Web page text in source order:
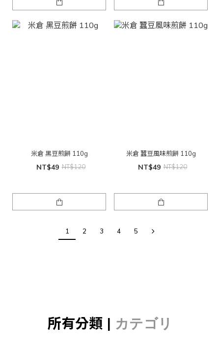
米倉 黑豆煎餅 110g
NT$49 NT$120
米倉 蠶豆風味煎餅 110g
NT$49 NT$120
1 2 3 4 5
所有分類 | カテゴリ